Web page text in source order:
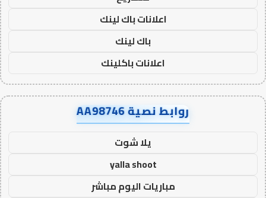
اعلانات باك لينك
باك لينك
اعلانات باكلينك
روابط نصية AA98746
يلا شوت
yalla shoot
مباريات اليوم مباشر